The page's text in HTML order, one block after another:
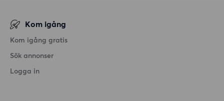
Kom igång
Kom igång gratis
Sök annonser
Logga in